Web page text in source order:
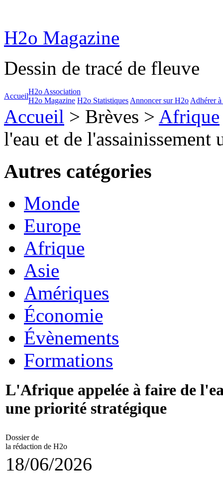
H2o Magazine
Dessin de tracé de fleuve
Accueil
H2o Association
H2o Magazine H2o Statistiques Annoncer sur H2o Adhérer
Accueil > Brèves > Afrique
l'eau et de
Autres catégories
Monde
Europe
Afrique
Asie
Amériques
Économie
Évènements
Formations
L'Afrique appelée à faire de
une priorité stratégique
Dossier de
la rédaction de H2o
18/06/2026